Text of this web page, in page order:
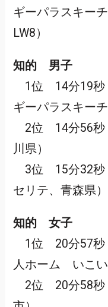
ギーパラスキー
LW8）
知的 男子
1位 14分19秒
ギーパラスキー
2位 14分56秒
川県）
3位 15分32秒
セリテ、青森県）
知的 女子
1位 20分57秒
人ホーム いこい
2位 20分58秒